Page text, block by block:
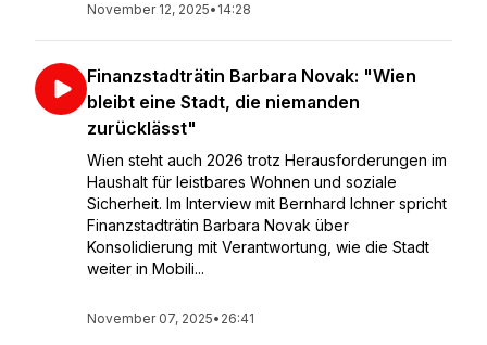
November 12, 2025• 14:28
Finanzstadträtin Barbara Novak: "Wien
bleibt eine Stadt, die niemanden
zurücklässt"
Wien steht auch 2026 trotz Herausforderungen im
Haushalt für leistbares Wohnen und soziale
Sicherheit. Im Interview mit Bernhard Ichner spricht
Finanzstadträtin Barbara Novak über
Konsolidierung mit Verantwortung, wie die Stadt
weiter in Mobili...
November 07, 2025• 26:41